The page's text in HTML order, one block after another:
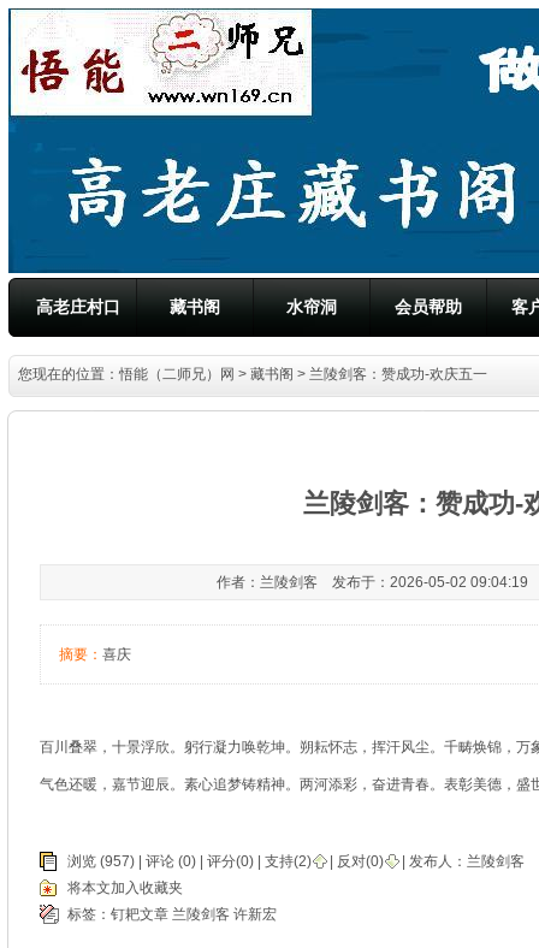
高老庄村口 藏书阁 水帘洞 会员帮助 客
您现在的位置：悟能（二师兄）网 > 藏书阁 > 兰陵剑客：赞成功-欢庆五一
兰陵剑客：赞成功-
作者：兰陵剑客 发布于：2026-05-02 09:04:19
摘要： 喜庆
百川叠翠，十景浮欣。躬行凝力唤乾坤。朔耘怀志，挥汗风尘。千畴焕锦，万
气色还暖，嘉节迎辰。素心追梦铸精神。两河添彩，奋进青春。表彰美德，盛
浏览 (957) | 评论 (0) | 评分(0) | 支持(2) 反对(0) | 发布人： 兰陵剑客
将本文加入收藏夹
标签： 钉耙文章 兰陵剑客 许新宏